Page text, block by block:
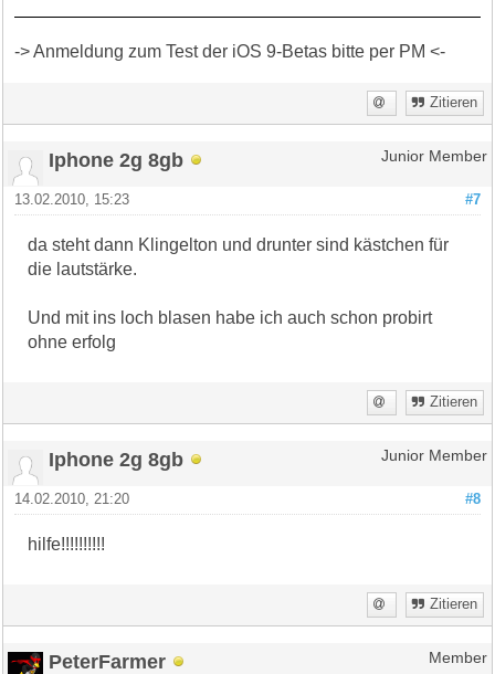
-> Anmeldung zum Test der iOS 9-Betas bitte per PM <-
Zitieren
Iphone 2g 8gb Junior Member
#7
13.02.2010, 15:23
da steht dann Klingelton und drunter sind kästchen für
die lautstärke.
Und mit ins loch blasen habe ich auch schon probirt
ohne erfolg
Zitieren
Iphone 2g 8gb Junior Member
#8
14.02.2010, 21:20
hilfe!!!!!!!!!!
Zitieren
PeterFarmer Member